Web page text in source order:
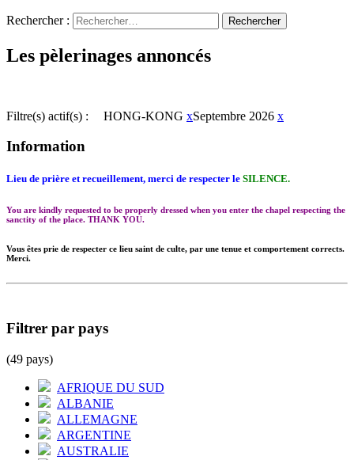
Rechercher :
Les pèlerinages annoncés
Filtre(s) actif(s) : HONG-KONG xSeptembre 2026 x
Information
Lieu de prière et recueillement, merci de respecter le SILENCE.
You are kindly requested to be properly dressed when you enter the chapel respecting the
sanctity of the place. THANK YOU.
Vous êtes prie de respecter ce lieu saint de culte, par une tenue et comportement corrects.
Merci.
Filtrer par pays
(49 pays)
AFRIQUE DU SUD
ALBANIE
ALLEMAGNE
ARGENTINE
AUSTRALIE